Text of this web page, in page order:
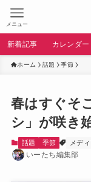
メニュー
新着記事 カレンダー
ホーム 話題 季節
春はすぐそ
シ」が咲き
話題 季節 メデ
いーたち編集部